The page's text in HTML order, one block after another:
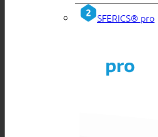
SFERICS® pro